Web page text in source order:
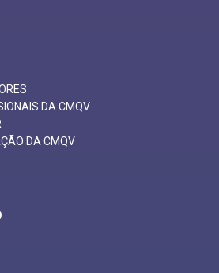
DA CMQV
DA CMQV